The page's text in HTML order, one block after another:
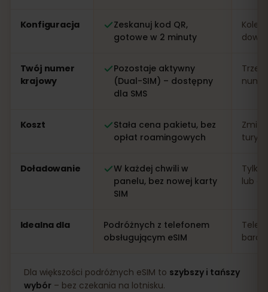
Konfiguracja
Zeskanuj kod QR,
gotowe w 2 minuty
Twój numer
krajowy
Pozostaje aktywny
(Dual-SIM) – dostępny
dla SMS
Koszt
Stała cena pakietu, bez
opłat roamingowych
Doładowanie
W każdej chwili w
panelu, bez nowej karty
SIM
Tylko
lub
Idealna dla
Podróżnych z telefonem
obsługującym eSIM
Dla większości podróżnych eSIM to szybszy i tańszy
wybór– bez czekania na lotnisku.